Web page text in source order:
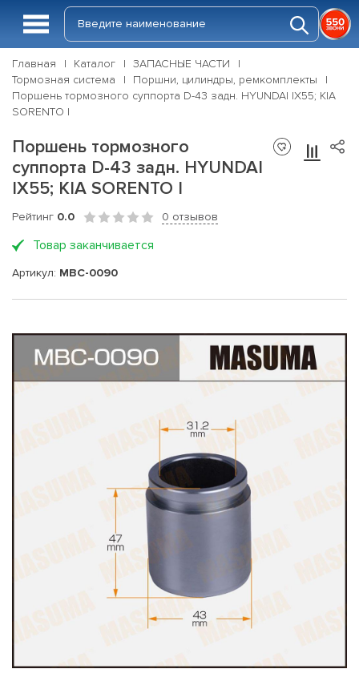
Главная Каталог
ЗАПАСНЫЕ ЧАСТИ
Тормозная система
Поршни, цилиндры, ремкомплекты
Поршень тормозного суппорта D-43 задн. HYUNDAI IX55; KIA
SORENTO I
Поршень тормозного
суппорта D-43 задн. HYUNDAI
IX55; KIA SORENTO I
Рейтинг 0.0 0 отзывов
Товар заканчивается
Артикул: MBC-0090